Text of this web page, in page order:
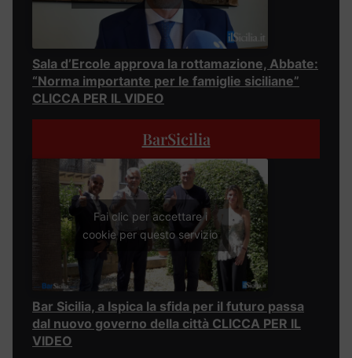
Sala d’Ercole approva la rottamazione, Abbate:
“Norma importante per le famiglie siciliane”
CLICCA PER IL VIDEO
BarSicilia
Fai clic per accettare i
cookie per questo servizio
Bar Sicilia, a Ispica la sfida per il futuro passa
dal nuovo governo della città CLICCA PER IL
VIDEO